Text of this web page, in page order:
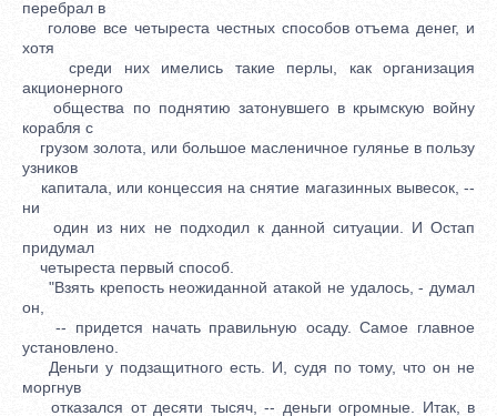
перебрал в
голове все четыреста честных способов отъема денег, и
хотя
среди них имелись такие перлы, как организация
акционерного
общества по поднятию затонувшего в крымскую войну
корабля с
грузом золота, или большое масленичное гулянье в пользу
узников
капитала, или концессия на снятие магазинных вывесок, --
ни
один из них не подходил к данной ситуации. И Остап
придумал
четыреста первый способ.
"Взять крепость неожиданной атакой не удалось, - думал
он,
-- придется начать правильную осаду. Самое главное
установлено.
Деньги у подзащитного есть. И, судя по тому, что он не
моргнув
отказался от десяти тысяч, -- деньги огромные. Итак, в